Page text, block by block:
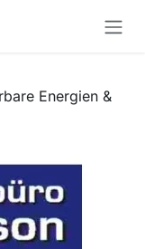
Energien &